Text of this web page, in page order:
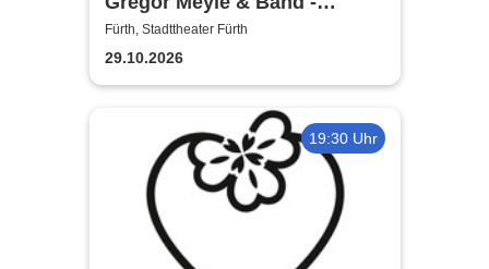
Unplugged Tour 2026
Fürth, Stadttheater Fürth
29.10.2026
19:30 Uhr